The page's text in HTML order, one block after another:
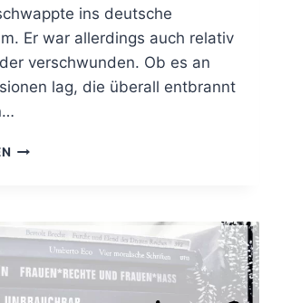
ins deutsche
Er war allerdings auch relativ
verschwunden. Ob es an
lag, die überall entbrannt
BURNING
DARAN